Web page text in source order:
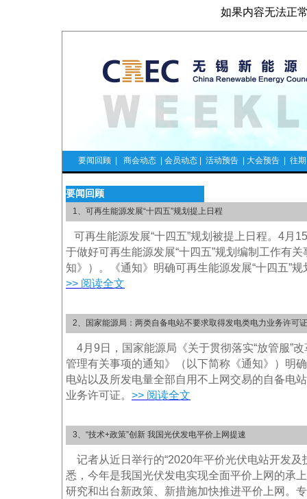
如果内容无法正
要闻回顾 | 商会动态 | 会员动态 | 活动预告 | 大会预告 | 往
要闻回顾
1、可再生能源发展“十四五”规划提上日程
可再生能源发展“十四五”规划被提上日程。4月
于做好可再生能源发展“十四五”规划编制工作有
知》）。《通知》明确可再生能源发展“十四五”
>> 阅读全文
2、国家能源局：两类自备电站不要求取得发电类电力业务许可证
4月9日，国家能源局《关于贯彻落实“放管服”
管理有关事项的通知》（以下简称《通知》）明
电站以及所发电量全部自用不上网交易的自备电
业务许可证。 >> 阅读全文
3、“技术+政策”创新 我国光伏发电平价上网提速
记者从近日举行的“2020年平价光伏电站开发及
悉，今年是我国光伏发电实现全面平价上网的承
研究和出台新政策、新措施加快推进平价上网。